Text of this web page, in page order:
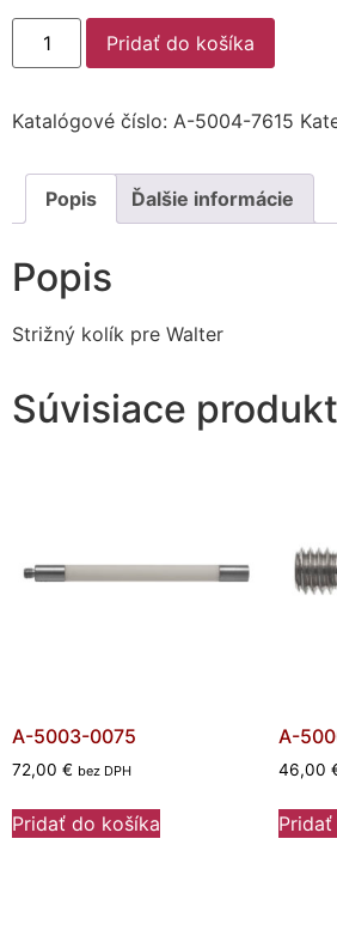
Pridať do košíka
Katalógové číslo: A-5004-7615
Popis Ďalšie informácie
Popis
Strižný kolík pre Walter
Súvisiace
A-5003-0075
72,00 € bez DPH
Pridať do košíka
A-
46,00